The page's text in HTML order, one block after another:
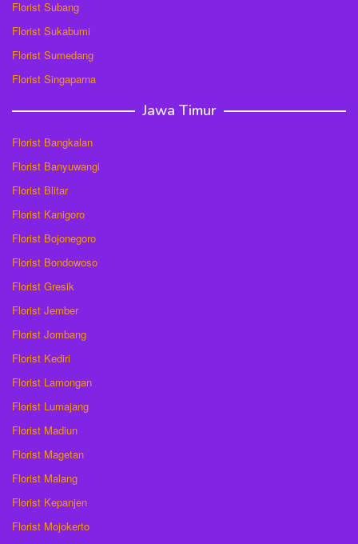
Florist Subang
Florist Sukabumi
Florist Sumedang
Florist Singaparna
Jawa Timur
Florist Bangkalan
Florist Banyuwangi
Florist Blitar
Florist Kanigoro
Florist Bojonegoro
Florist Bondowoso
Florist Gresik
Florist Jember
Florist Jombang
Florist Kediri
Florist Lamongan
Florist Lumajang
Florist Madiun
Florist Magetan
Florist Malang
Florist Kepanjen
Florist Mojokerto